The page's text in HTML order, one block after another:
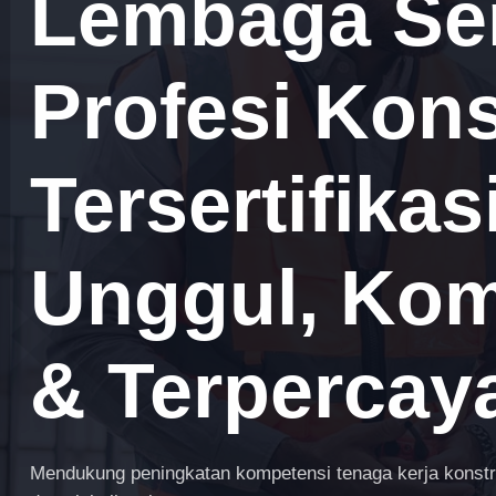
Lembaga
Profesi
Unggul,
&
Mendukung peningkatan kompetensi tenaga kerja